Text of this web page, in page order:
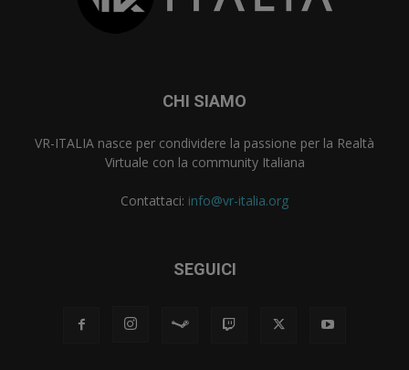
CHI SIAMO
VR-ITALIA nasce per condividere la passione per la Realtà
Virtuale con la community Italiana
Contattaci: info@vr-italia.org
SEGUICI